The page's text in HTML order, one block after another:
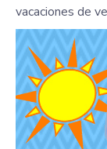
vacaciones de